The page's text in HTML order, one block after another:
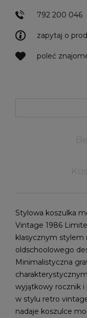
zapytaj o
poleć
792 200 046
Stylowa koszulka
Vintage 1986
klasycznym stylem
oldschoolowego
Minimalistyczna
wyjątkowy rocznik i
w stylu retro
nadaje koszulce